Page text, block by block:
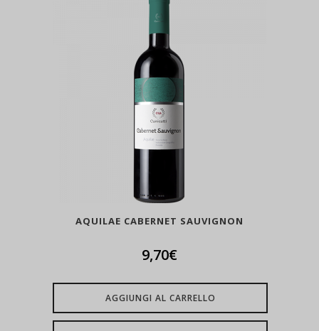
AQUILAE CABERNET SAUVIGNON
9,70€
AGGIUNGI AL CARRELLO